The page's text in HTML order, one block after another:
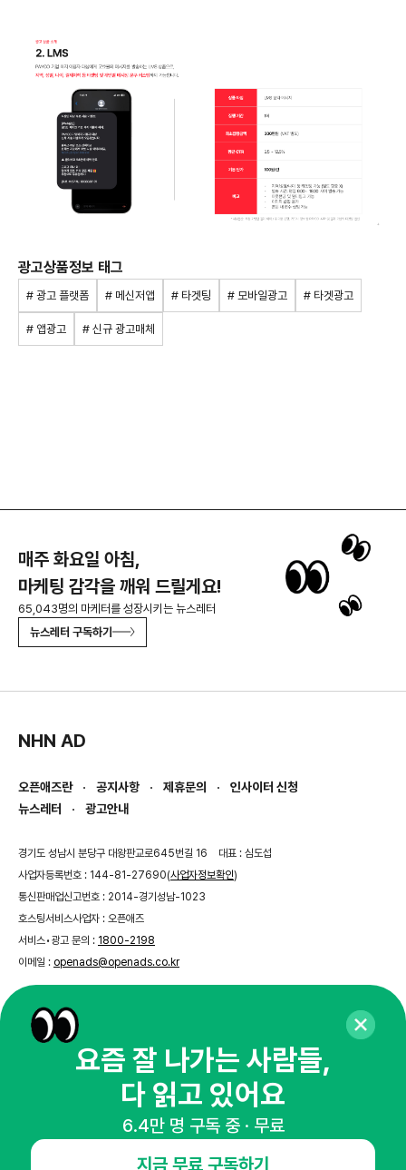
광고상품정보 태그
# 광고 플랫폼 # 메신저앱 # 타겟팅 # 모바일광고 # 타겟광고
# 앱광고 # 신규 광고매체
매주 화요일 아침,
마케팅 감각을 깨워 드릴게요!
65,043명의 마케터를 성장시키는 뉴스레터
뉴스레터 구독하기
NHN AD
오픈애즈란 공지사항 제휴문의
인사이터 신청
뉴스레터
광고안내
경기도 성남시 분당구 대왕판교로645번길 16
대표 : 심도섭
사업자등록번호 : 144-81-27690(사업자정보확인)
통신판매업신고번호 : 2014-경기성남-1023
호스팅서비스사업자 : 오픈애즈
서비스•광고 문의 : 1800-2198
이메일 : openads@openads.co.kr
이용약관개인정보처리방침
threadkakaotalk
© NHN AD. All rights reserved.
요즘 잘 나가는 사람들,
다 읽고 있어요
6.4만 명 구독 중 · 무료
지금 무료 구독하기